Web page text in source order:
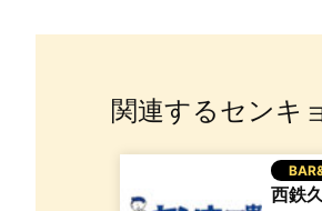
関連するセンキ
西鉄